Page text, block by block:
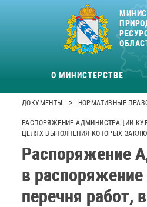
О МИНИСТЕРСТВЕ
ДОКУМЕНТЫ > НОРМАТИВНЫЕ
РАСПОРЯЖЕНИЕ АДМИНИСТРАЦИИ
ЦЕЛЯХ ВЫПОЛНЕНИЯ КОТОРЫХ
Распоряжение
в
перечня работ,